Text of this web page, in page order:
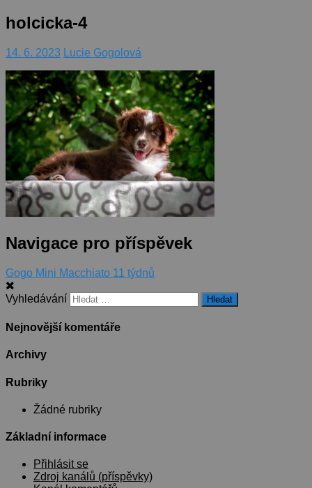
holcicka-4
14. 6. 2023 Lucie Gogolová
Navigace pro příspěvek
Gogo Mini Macchiato 11 týdnů
Vyhledávání
Nejnovější komentáře
Archivy
Rubriky
Žádné rubriky
Základní informace
Přihlásit se
Zdroj kanálů (příspěvky)